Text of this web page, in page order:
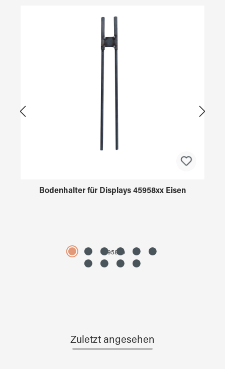
Bodenhalter für Displays 45958xx Eisen
4595890
Zuletzt angesehen